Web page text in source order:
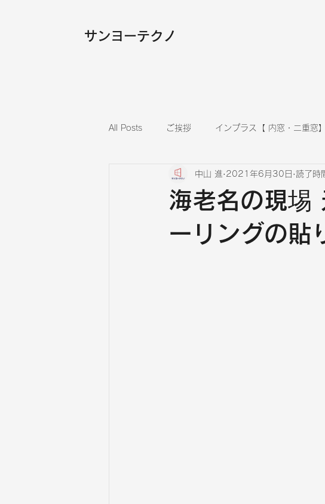
​サンヨーテクノ
All Posts ご挨拶 インプラス【 内窓・二重窓】
フローリング張替え キッチン
海老名の現埸
ーリングの貼
中山 進 2021年6月30日 読了時